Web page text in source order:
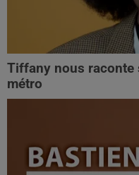
Tiffany nous raconte
métro